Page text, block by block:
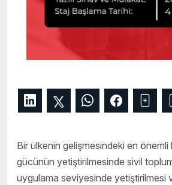
Bir ülkenin gelişmesindeki en
gücünün yetiştirilmesinde sivil
uygulama seviyesinde yetiştirilmesi